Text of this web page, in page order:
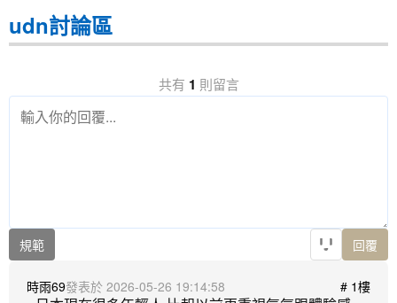
udn討論區
共有 1 則留言
規範 回覆
時雨69 2026-05-26 19:14:58 # 1樓